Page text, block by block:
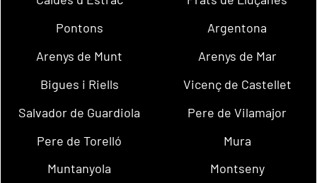
Pontons
Argentona
Arenys de Munt
Arenys de Mar
Bigues i Riells
Vicenç de Castellet
Salvador de Guardiola
Pere de Vilamajor
Pere de Torelló
Mura
Muntanyola
Montseny